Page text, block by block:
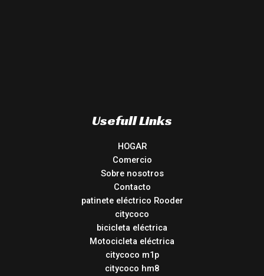
Usefull Links
HOGAR
Comercio
Sobre nosotros
Contacto
patinete eléctrico Rooder
citycoco
bicicleta eléctrica
Motocicleta eléctrica
citycoco m1p
citycoco hm8